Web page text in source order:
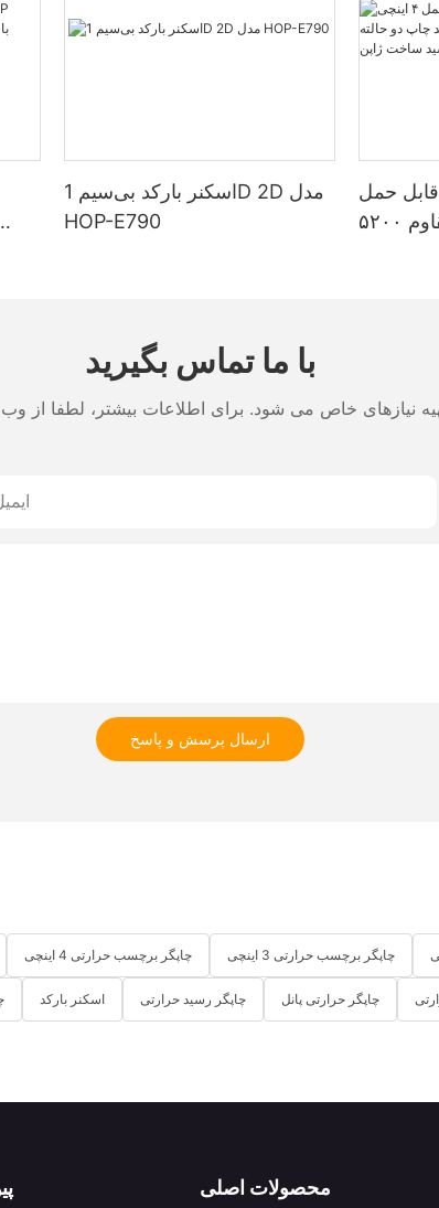
اسکنر بارکد بی‌سیم 1D 2D مدل
HOP-E790
حمل
۴ اینچی مقاوم ۵۲۰۰
با ما تماس بگیرید
ارسال پرسش و پاسخ
چاپگر برچسب حرارتی 4 اینچی چاپگر برچسب حرارتی 3 اینچی
اسکنر بارکد چاپگر رسید حرارتی چاپگر حرارتی پانل
محصولات اصلی